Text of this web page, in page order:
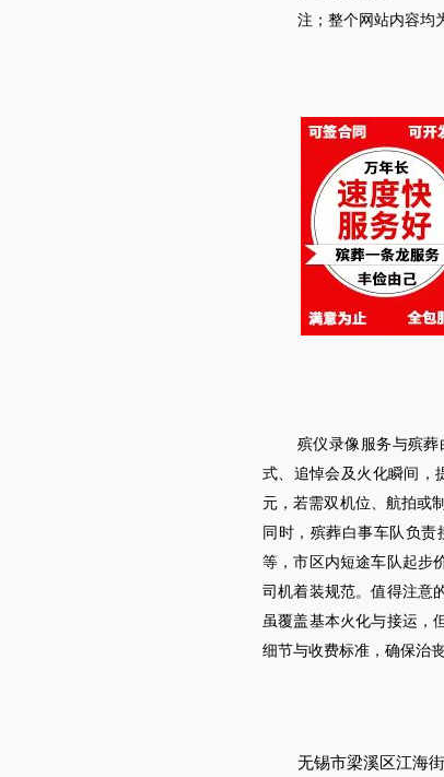
注；整个网站内容均
殡仪录像服务与殡
式、追悼会及火化瞬间，
元，若需双机位、航拍或
同时，殡葬白事车队负
等，市区内短途车队起步
司机着装规范。值得注意
虽覆盖基本火化与接运，
细节与收费标准，确保治
无锡市梁溪区江海